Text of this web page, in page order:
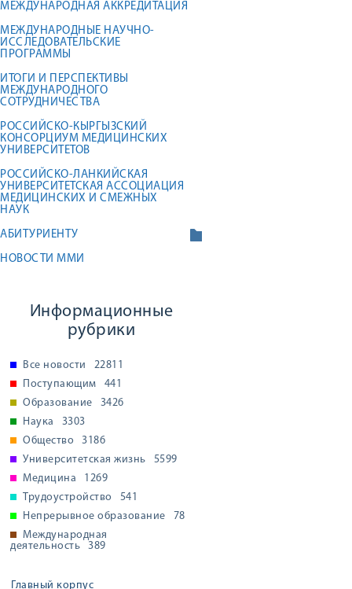
МЕЖДУНАРОДНАЯ АККРЕДИТАЦИЯ
МЕЖДУНАРОДНЫЕ НАУЧНО-
ИССЛЕДОВАТЕЛЬСКИЕ
ПРОГРАММЫ
ИТОГИ И ПЕРСПЕКТИВЫ
МЕЖДУНАРОДНОГО
СОТРУДНИЧЕСТВА
РОССИЙСКО-КЫРГЫЗСКИЙ
КОНСОРЦИУМ МЕДИЦИНСКИХ
УНИВЕРСИТЕТОВ
РОССИЙСКО-ЛАНКИЙСКАЯ
УНИВЕРСИТЕТСКАЯ АССОЦИАЦИЯ
МЕДИЦИНСКИХ И СМЕЖНЫХ
НАУК
АБИТУРИЕНТУ
НОВОСТИ ММИ
Информационные
рубрики
Все новости
22811
Поступающим
441
Образование
3426
Наука
3303
Общество
3186
Университетская жизнь
5599
Медицина
1269
Трудоустройство
541
Непрерывное образование
78
Международная
деятельность
389
Главный корпус